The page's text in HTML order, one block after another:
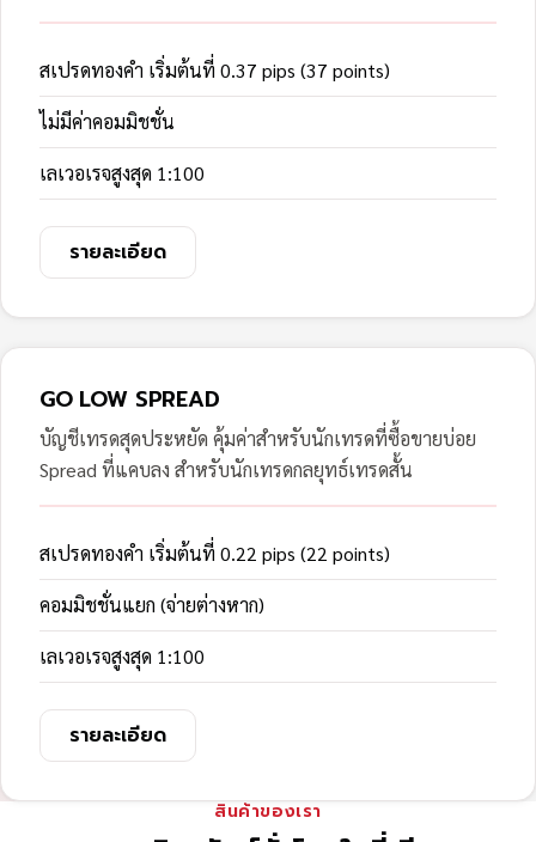
สเปรดทองคำ เริ่มต้นที่ 0.37 pips (37 points)
ไม่มีค่าคอมมิชชั่น
เลเวอเรจสูงสุด 1:100
รายละเอียด
GO LOW SPREAD
บัญชีเทรดสุดประหยัด คุ้มค่าสำหรับนักเทรดที่ซื้อขายบ่อย
Spread ที่แคบลง สำหรับนักเทรดกลยุทธ์เทรดสั้น
สเปรดทองคำ เริ่มต้นที่ 0.22 pips (22 points)
คอมมิชชั่นแยก (จ่ายต่างหาก)
เลเวอเรจสูงสุด 1:100
รายละเอียด
สินค้าของเรา